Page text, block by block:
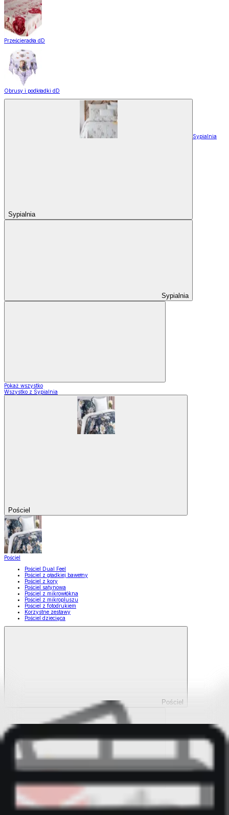
Prześcieradła dD
Obrusy i podkładki dD
Sypialnia
Sypialnia
Sypialnia
Pokaż wszystko
Wszystko z Sypialnia
Pościel
Pościel
Pościel Dual Feel
Pościel z gładkiej bawełny
Pościel z kory
Pościel satynowa
Pościel z mikrowłókna
Pościel z mikropluszu
Pościel z fotodrukiem
Korzystne zestawy
Pościel dziecięca
Pościel